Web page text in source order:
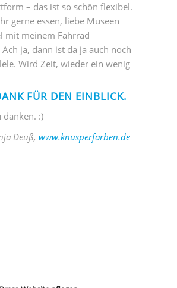
– das ist so schön flexibel.
gerne essen, liebe Museen
mit meinem Fahrrad
ja, dann ist da ja auch noch
Wird Zeit, wieder ein wenig
FÜR DEN EINBLICK.
danken. :)
Deuß, www.knusperfarben.de